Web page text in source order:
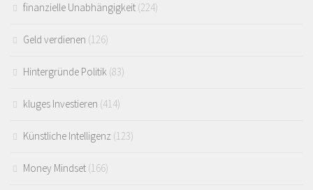
finanzielle Unabhängigkeit (224)
Geld verdienen (126)
Hintergründe Politik (83)
kluges Investieren (414)
Künstliche Intelligenz (123)
Money Mindset (166)